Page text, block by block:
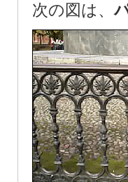
次の図は、